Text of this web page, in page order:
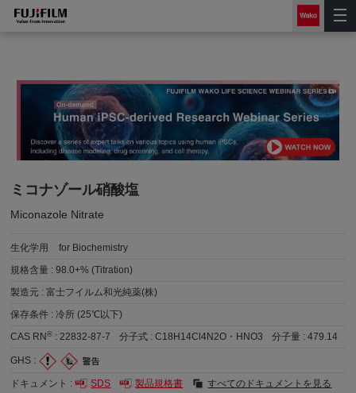
ミコナゾール硝酸塩
Miconazole Nitrate
生化学用
for Biochemistry
規格含量 :98.0+% (Titration)
製造元 :富士フイルム和光純薬(株)
保存条件 :冷所 (25℃以下)
CAS RN® :22832-87-7 分子式 :C18H14Cl4N2O・HNO3 分子量 :479.14
GHS :
ドキュメント : SDS 製品規格書 すべてのドキュメントを見る